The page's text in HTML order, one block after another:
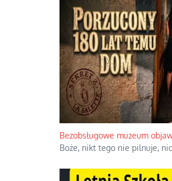
Bezobsługowe muzeum
Boże, nikt tego nie pilnuje,